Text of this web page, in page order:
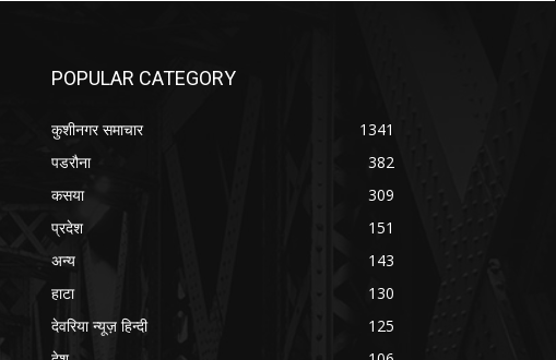
POPULAR CATEGORY
कुशीनगर समाचार
1341
पडरौना
382
कसया
309
प्रदेश
151
अन्य
143
हाटा
130
देवरिया न्यूज़ हिन्दी
125